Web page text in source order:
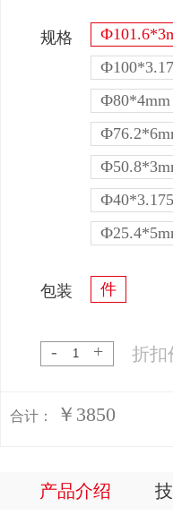
规格
Ф80*4mm
包装 件
- + 折扣
合计： ￥3850
产品介绍